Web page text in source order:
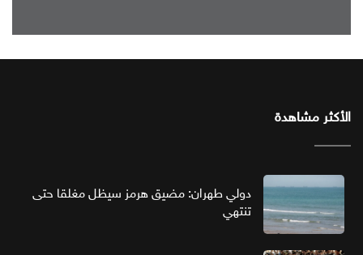
الأكثر مشاهدة
دولي طهران: مضيق هرمز سيظل مغلقا حتى
تنتهي